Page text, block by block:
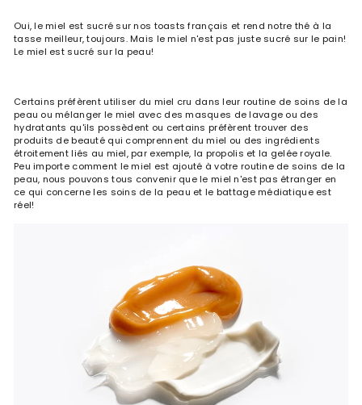
Oui, le miel est sucré sur nos toasts français et rend notre thé à la
tasse meilleur, toujours. Mais le miel n'est pas juste sucré sur le pain!
Le miel est sucré sur la peau!
Certains préfèrent utiliser du miel cru dans leur routine de soins de la
peau ou mélanger le miel avec des masques de lavage ou des
hydratants qu'ils possèdent ou certains préfèrent trouver des
produits de beauté qui comprennent du miel ou des ingrédients
étroitement liés au miel, par exemple, la propolis et la gelée royale.
Peu importe comment le miel est ajouté à votre routine de soins de la
peau, nous pouvons tous convenir que le miel n'est pas étranger en
ce qui concerne les soins de la peau et le battage médiatique est
réel!